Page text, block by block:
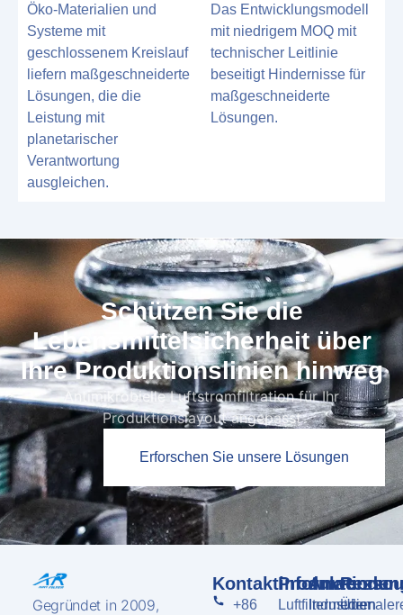
Öko-Materialien und
Systeme mit
geschlossenem Kreislauf
liefern maßgeschneiderte
Lösungen, die die
Leistung mit
planetarischer
Verantwortung
ausgleichen.
Das Entwicklungsmodell
mit niedrigem MOQ mit
technischer Leitlinie
beseitigt Hindernisse für
maßgeschneiderte
Lösungen.
Schützen Sie die
Lebensmittelsicherheit über
Ihre Produktionslinien hinweg
Antimikrobielle Luftstromfiltration für Ihr
Produktionslayout angepasst
Erforschen Sie unsere Lösungen
Gegründet in 2009,
Produkte
Luftfiltermedien
Über
Kontaktinformationen
+86